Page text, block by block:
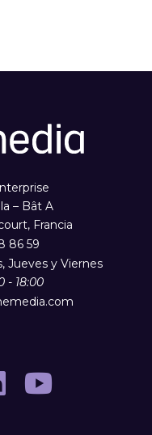
– Bât A
Francia
86 59
Jueves y Viernes
- 18:00